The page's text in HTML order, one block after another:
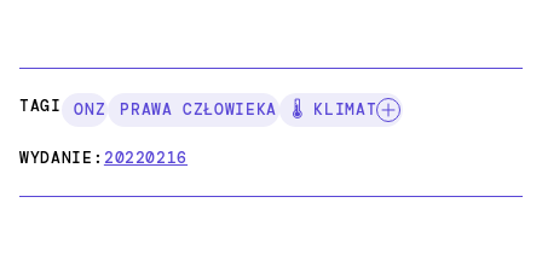
TAGI: ONZ PRAWA CZŁOWIEKA 🌡️ KLIMAT
WYDANIE:20220216